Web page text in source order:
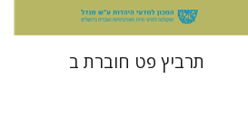
תרביץ פט חוברת ב